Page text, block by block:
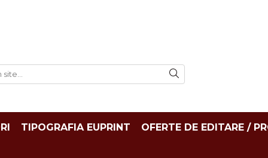
TIPOGRAFIA EUPRINT OFERTE DE EDITARE /